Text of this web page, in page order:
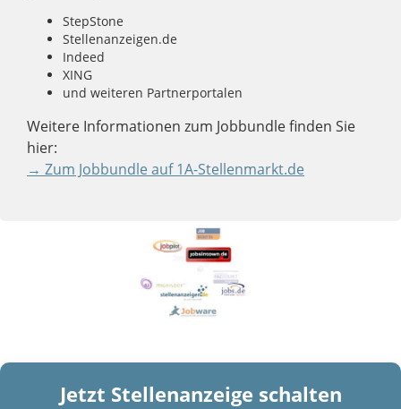
StepStone
Stellenanzeigen.de
Indeed
XING
und weiteren Partnerportalen
Weitere Informationen zum Jobbundle finden Sie
hier:
→ Zum Jobbundle auf 1A-Stellenmarkt.de
Jetzt Stellenanzeige schalten